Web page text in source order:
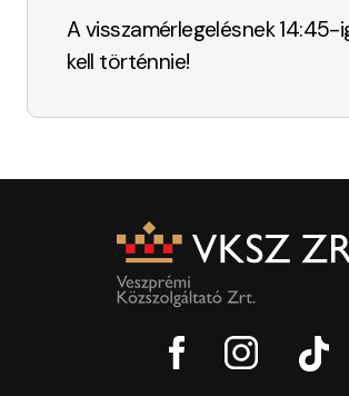
A visszamérlegelésnek 14:45-
kell történnie!